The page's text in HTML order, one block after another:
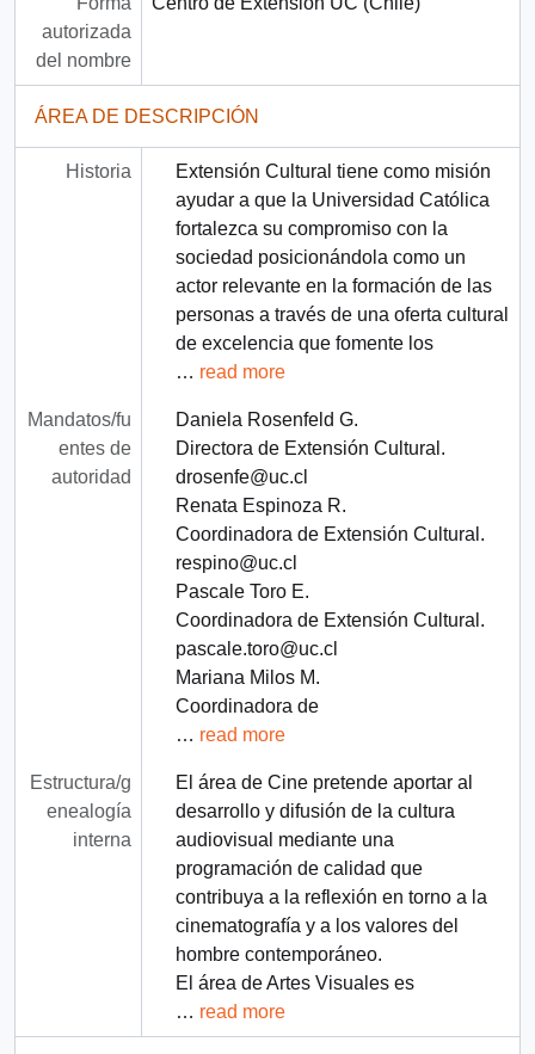
autorizada
del nombre
ÁREA DE DESCRIPCIÓN
Historia
Extensión Cultural tiene como misión
ayudar a que la Universidad Católica
fortalezca su compromiso con la
sociedad posicionándola como un
actor relevante en la formación de las
personas a través de una oferta cultural
de excelencia que fomente los
… read more
Mandatos/fu
entes de
autoridad
Daniela Rosenfeld G.
Directora de Extensión Cultural.
drosenfe@uc.cl
Renata Espinoza R.
Coordinadora de Extensión Cultural.
respino@uc.cl
Pascale Toro E.
Coordinadora de Extensión Cultural.
pascale.toro@uc.cl
Mariana Milos M.
Coordinadora de
… read more
Estructura/g
enealogía
interna
El área de Cine pretende aportar al
desarrollo y difusión de la cultura
audiovisual mediante una
programación de calidad que
contribuya a la reflexión en torno a la
cinematografía y a los valores del
hombre contemporáneo.
El área de Artes Visuales es
… read more